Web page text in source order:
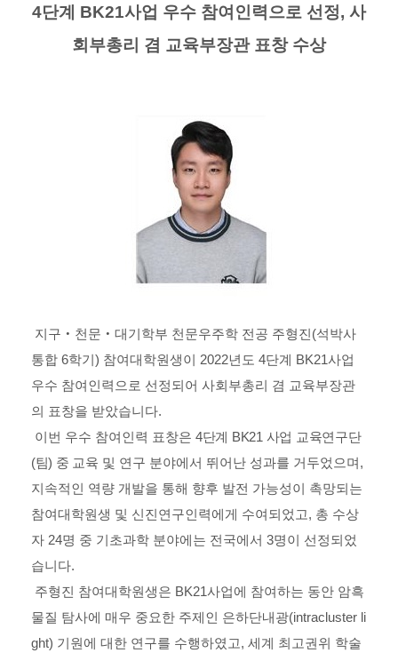
4단계 BK21사업 우수 참여인력으로 선정, 사
회부총리 겸 교육부장관 표창 수상
지구 ‧ 천문 ‧ 대기학부 천문우주학 전공 주형진 (석박사
통합 6학기 ) 참여대학원생이 2022년도 4단계 BK21 사업
우수 참여인력으로 선정되어 사회부총리 겸 교육부장관
의 표창을 받았습니다.
이번 우수 참여인력 표창은 4단계 BK21 사업 교육연구단
(팀) 중 교육 및 연구 분야에서 뛰어난 성과를 거두었으며 ,
지속적인 역량 개발을 통해 향후 발전 가능성이 촉망되는
참여대학원생 및 신진 연 구인력에게 수여되었고, 총 수상
자 24명 중 기초과학 분야에는 전국에서 3명이 선정되었
습니다.
주형진 참여대학원생은 BK21 사업에 참여하는 동안 암흑
물질 탐사에 매우 중요한 주제인 은하단내광(intracluster li
ght) 기원에 대한 연구를 수행하였고, 세계 최고권위 학술